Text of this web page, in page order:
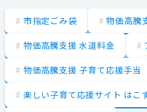
市指定ごみ袋 物価高騰
物価高騰支援 水道料金
物価高騰支援 子育て応援手当
楽しい子育て応援サイト はこ